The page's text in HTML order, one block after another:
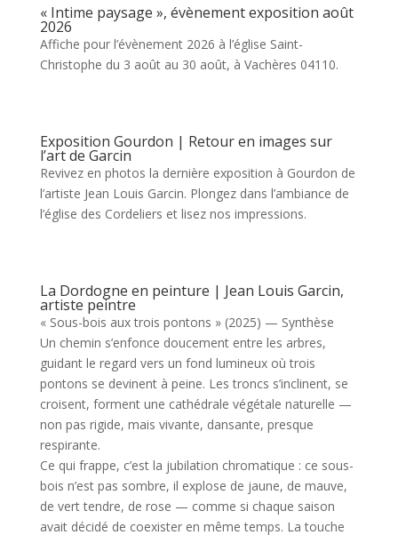
« Intime paysage », évènement exposition août
2026
Affiche pour l’évènement 2026 à l’église Saint-
Christophe du 3 août au 30 août, à Vachères 04110.
Exposition Gourdon | Retour en images sur
l’art de Garcin
Revivez en photos la dernière exposition à Gourdon de
l’artiste Jean Louis Garcin. Plongez dans l’ambiance de
l’église des Cordeliers et lisez nos impressions.
La Dordogne en peinture | Jean Louis Garcin,
artiste peintre
« Sous-bois aux trois pontons » (2025) — Synthèse
Un chemin s’enfonce doucement entre les arbres,
guidant le regard vers un fond lumineux où trois
pontons se devinent à peine. Les troncs s’inclinent, se
croisent, forment une cathédrale végétale naturelle —
non pas rigide, mais vivante, dansante, presque
respirante.
Ce qui frappe, c’est la jubilation chromatique : ce sous-
bois n’est pas sombre, il explose de jaune, de mauve,
de vert tendre, de rose — comme si chaque saison
avait décidé de coexister en même temps. La touche